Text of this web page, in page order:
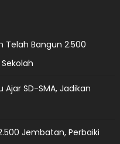
Telah Bangun 2.500
Ajar SD-SMA, Jadikan
Jembatan, Perbaiki